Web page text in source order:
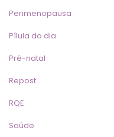
Perimenopausa
Pílula do dia
Pré-natal
Repost
RQE
Saúde